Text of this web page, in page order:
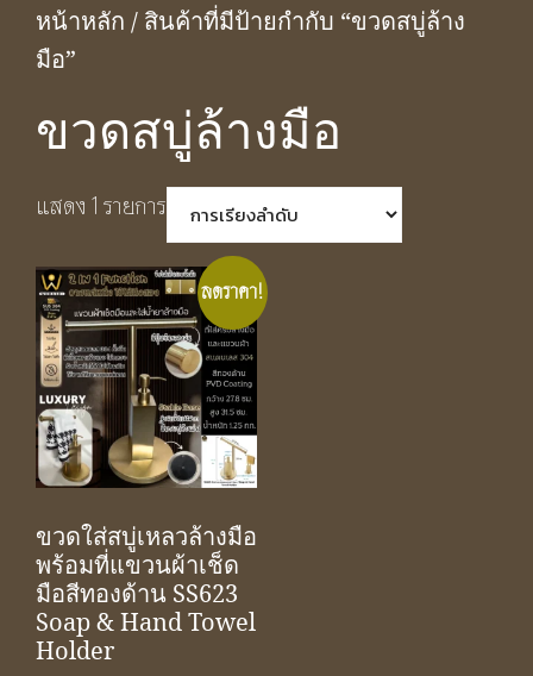
หน้าหลัก / สินค้าที่มีป้ายกำกับ “ขวดสบู่ล้าง
มือ”
ขวดสบู่ล้างมือ
แสดง 1 รายการ
ลดราคา!
ขวดใส่สบู่เหลวล้างมือ
พร้อมที่แขวนผ้าเช็ด
มือสีทองด้าน SS623
Soap & Hand Towel
Holder